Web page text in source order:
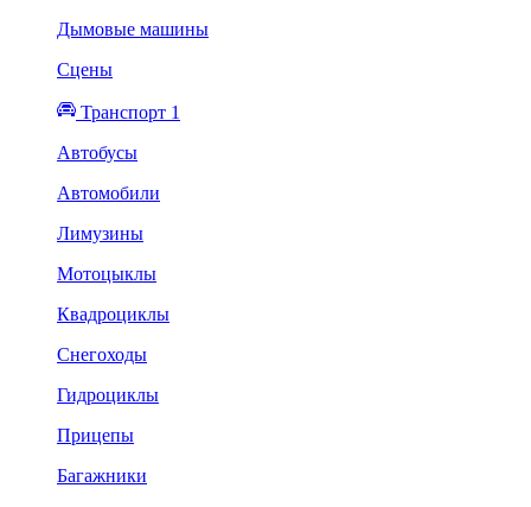
Дымовые машины
Сцены
Транспорт 1
Автобусы
Автомобили
Лимузины
Мотоцыклы
Квадроциклы
Снегоходы
Гидроциклы
Прицепы
Багажники